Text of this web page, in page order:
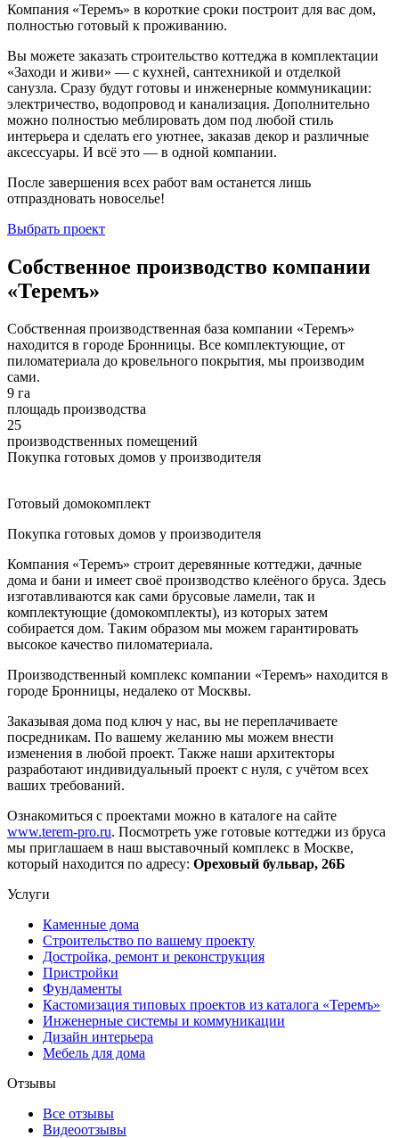
Компания «Теремъ» в короткие сроки построит для вас дом,
полностью готовый к проживанию.
Вы можете заказать строительство коттеджа в комплектации
«Заходи и живи» — с кухней, сантехникой и отделкой
санузла. Сразу будут готовы и инженерные коммуникации:
электричество, водопровод и канализация. Дополнительно
можно полностью меблировать дом под любой стиль
интерьера и сделать его уютнее, заказав декор и различные
аксессуары. И всё это — в одной компании.
После завершения всех работ вам останется лишь
отпраздновать новоселье!
Выбрать проект
Собственное производство компании
«Теремъ»
Собственная производственная база компании «Теремъ»
находится в городе Бронницы. Все комплектующие, от
пиломатериала до кровельного покрытия, мы производим
сами.
9 га
площадь производства
25
производственных помещений
Покупка готовых домов у производителя
Готовый домокомплект
Покупка готовых домов у производителя
Компания «Теремъ» строит деревянные коттеджи, дачные
дома и бани и имеет своё производство клеёного бруса. Здесь
изготавливаются как сами брусовые ламели, так и
комплектующие (домокомплекты), из которых затем
собирается дом. Таким образом мы можем гарантировать
высокое качество пиломатериала.
Производственный комплекс компании «Теремъ» находится в
городе Бронницы, недалеко от Москвы.
Заказывая дома под ключ у нас, вы не переплачиваете
посредникам. По вашему желанию мы можем внести
изменения в любой проект. Также наши архитекторы
разработают индивидуальный проект с нуля, с учётом всех
ваших требований.
Ознакомиться с проектами можно в каталоге на сайте
www.terem-pro.ru. Посмотреть уже готовые коттеджи из бруса
мы приглашаем в наш выставочный комплекс в Москве,
который находится по адресу: Ореховый бульвар, 26Б
Услуги
Каменные дома
Строительство по вашему проекту
Достройка, ремонт и реконструкция
Пристройки
Фундаменты
Кастомизация типовых проектов из каталога «Теремъ»
Инженерные системы и коммуникации
Дизайн интерьера
Мебель для дома
Отзывы
Все отзывы
Видеоотзывы